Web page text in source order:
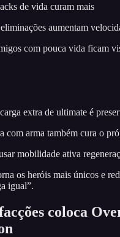
de vida curam mais
aumentam
com pouca vida ficam
extra de ultimate é
com arma também cura o
mobilidade ativa
os heróis mais únicos e
igual”.
coloca